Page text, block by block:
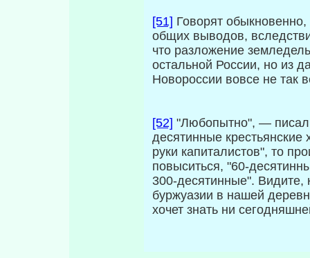
[51] Говорят
общих выводов,
что разложение
осталь­ной России, но из
Новороссии вовсе не так
[52] "Любопытно", — писал
десятинные крестьянские
руки капиталистов", то
повыситься, "60-
300-десятинные". Видите,
буржуазии в нашей
хочет знать ни